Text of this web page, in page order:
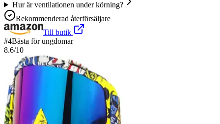
Hur är ventilationen under körning?
Rekommenderad återförsäljare
Till butik
#4Bästa för ungdomar
8.6/10